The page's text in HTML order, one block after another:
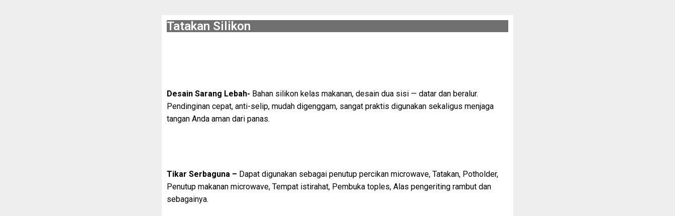
Tatakan Silikon
Desain Sarang Lebah- Bahan silikon kelas makanan, desain dua sisi — datar dan beralur.
Pendinginan cepat, anti-selip, mudah digenggam, sangat praktis digunakan sekaligus menjaga
tangan Anda aman dari panas.
Tikar Serbaguna – Dapat digunakan sebagai penutup percikan microwave, Tatakan, Potholder,
Penutup makanan microwave, Tempat istirahat, Pembuka toples, Alas pengeriting rambut dan
sebagainya.